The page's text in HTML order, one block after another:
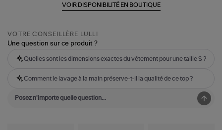
VOIR DISPONIBILITÉ EN BOUTIQUE
VOTRE CONSEILLÈRE LULLI
Une question sur ce produit ?
Quelles sont les dimensions exactes du vêtement pour une taille S ?
Comment le lavage à la main préserve-t-il la qualité de ce top ?